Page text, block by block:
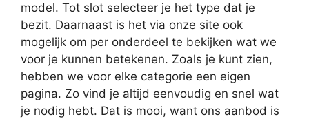
model. Tot slot selecteer je het type dat je
bezit. Daarnaast is het via onze site ook
mogelijk om per onderdeel te bekijken wat we
voor je kunnen betekenen. Zoals je kunt zien,
hebben we voor elke categorie een eigen
pagina. Zo vind je altijd eenvoudig en snel wat
je nodig hebt. Dat is mooi, want ons aanbod is